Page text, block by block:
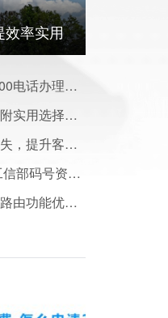
效率实用
无锡企业客服品牌形象差？这份400电话办理方案帮你搞定
侯马不同行业400电话使用差异，附实用选择建议
太原400电话：帮企业解决客户流失，提升客户满意度实用方案
乌鲁木齐企业办理400电话 必看工信部码号资源管理政策解读
提效必备！邵阳企业400电话智能路由功能优势解析